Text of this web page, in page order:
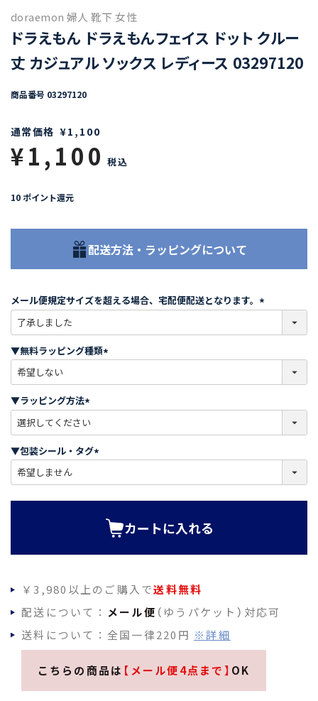
doraemon 婦人 靴下 女性
ドラえもん ドラえもんフェイス ドット クルー
丈 カジュアル ソックス レディース 03297120
商品番号 03297120
通常価格 ¥1,100
¥1,100 税込
10 ポイント還元
配送方法・ラッピングについて
メール便規定サイズを超える場合、宅配便配送となります。
必
)
▼無料ラッピング種類
必
)
▼ラッピング方法
必
須
)
▼包装シール・タグ
必
カートに入れる
￥3,980以上のご購入で送料無料
配送について： メール便 （ゆうパケット）対応可
送料について：全国一律220円 ※詳細
こちらの商品は 【メール便4点まで】 OK